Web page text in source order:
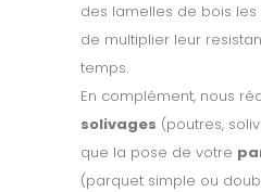
des lamelles de bois les
de multiplier leur
temps.
En complément, nous
solivages (poutres,
que la pose de votre
(parquet simple ou